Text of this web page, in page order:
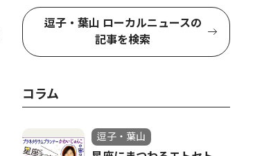
逗子・葉山 ローカルニュースの
記事を検索
コラム
逗子・葉山